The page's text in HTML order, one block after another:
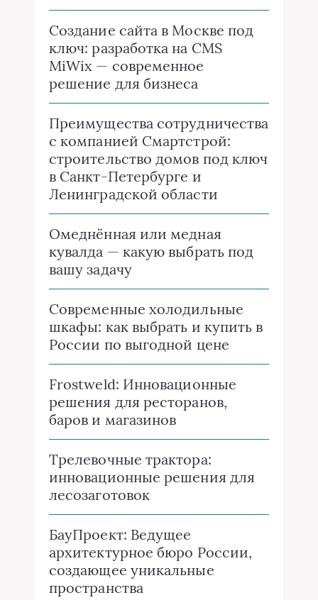
Создание сайта в Москве под
ключ: разработка на CMS
MiWix — современное
решение для бизнеса
Преимущества сотрудничества
с компанией Смартстрой:
строительство домов под ключ
в Санкт-Петербурге и
Ленинградской области
Омеднённая или медная
кувалда — какую выбрать под
вашу задачу
Современные холодильные
шкафы: как выбрать и купить в
России по выгодной цене
Frostweld: Инновационные
решения для ресторанов,
баров и магазинов
Трелевочные трактора:
инновационные решения для
лесозаготовок
БауПроект: Ведущее
архитектурное бюро России,
создающее уникальные
пространства